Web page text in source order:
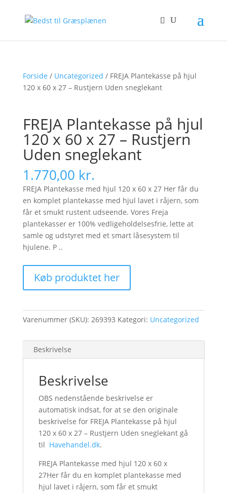
Forside / Uncategorized / FREJA Plantekasse på hjul
120 x 60 x 27 – Rustjern Uden sneglekant
FREJA Plantekasse på hjul
120 x 60 x 27 – Rustjern
Uden sneglekant
1.770,00 kr.
FREJA Plantekasse med hjul 120 x 60 x 27 Her får du
en komplet plantekasse med hjul lavet i råjern, som
får et smukt rustent udseende. Vores Freja
plantekasser er 100% vedligeholdelsesfrie, lette at
samle og udstyret med et smart låsesystem til
hjulene. P ..
Køb produktet her
Varenummer (SKU): 269393 Kategori: Uncategorized
Beskrivelse
Beskrivelse
OBS nedenstående beskrivelse er
automatisk indsat, for at se den originale
beskrivelse for FREJA Plantekasse på hjul
120 x 60 x 27 – Rustjern Uden sneglekant gå
til Havehandel.dk.
FREJA Plantekasse med hjul 120 x 60 x
27Her får du en komplet plantekasse med
hjul lavet i råjern, som får et smukt